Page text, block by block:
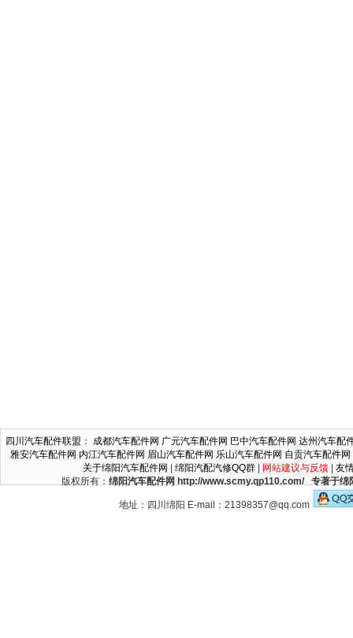
四川汽车配件联盟 ： 成都汽车配件网 广元汽车配件网 巴中汽车配件网 达州汽车配
雅安汽车配件网 内江汽车配件网 眉山汽车配件网 乐山汽车配件网 自贡汽车配件网
关于绵阳汽车配件网
绵阳汽配汽修QQ群| 网站建议与反馈| 友
版权所有： 绵阳汽车配件网 http://www.scmy.qp110.com/ 专著于绵
地址：四川绵阳 E-mail：21398357@qq.com